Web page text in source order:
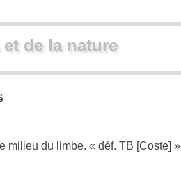
de la nature
milieu du limbe. « déf. TB [Coste] »